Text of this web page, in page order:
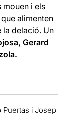
mouen i els
alimenten
la delació. Un
Gerard
Puertas i Josep